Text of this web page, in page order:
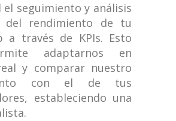
el seguimiento y análisis
del rendimiento de tu
a través de KPIs. Esto
adaptarnos en
y comparar nuestro
con el de tus
estableciendo una